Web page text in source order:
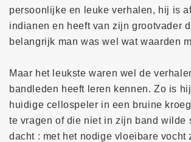
persoonlijke en leuke verhalen, hij is
indianen en heeft van zijn grootvader
belangrijk man was wel wat waarden
Maar het leukste waren wel de
bandleden heeft leren kennen. Zo is
huidige cellospeler in een bruine
te vragen of die niet in zijn band wilde
dacht : met het nodige vloeibare vocht